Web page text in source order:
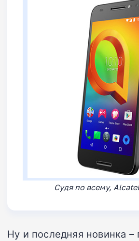
Судя по всему,
Ну и последняя новинка –